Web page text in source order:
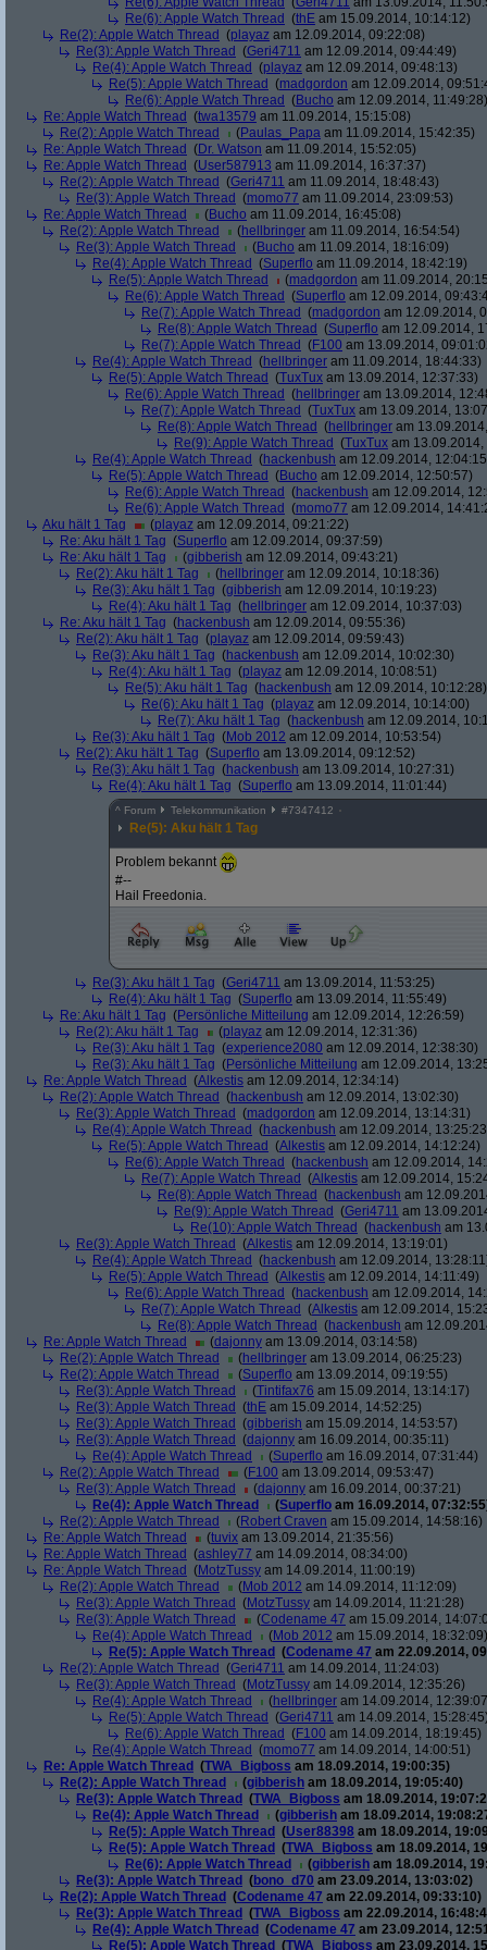
Re(6): Apple Watch Thread (thE am 15.09.2014, 10:14:12)
Re(2): Apple Watch Thread (playaz am 12.09.2014, 09:22:08)
Re(3): Apple Watch Thread (Geri4711 am 12.09.2014, 09:44:49)
Re(4): Apple Watch Thread (playaz am 12.09.2014, 09:48:13)
Re(5): Apple Watch Thread (madgordon am 12.09.2014,
Re(6): Apple Watch Thread (Bucho am 12.09.2014, 11:49:28)
Re: Apple Watch Thread (twa13579 am 11.09.2014, 15:15:08)
Re(2): Apple Watch Thread
(Paulas_Papa am 11.09.2014, 15:42:35)
Re: Apple Watch Thread (Dr. Watson am 11.09.2014, 15:52:05)
Re: Apple Watch Thread (User587913 am 11.09.2014, 16:37:37)
Re(2): Apple Watch Thread (Geri4711 am 11.09.2014, 18:48:43)
Re(3): Apple Watch Thread (momo77 am 11.09.2014, 23:09:53)
Re: Apple Watch Thread
(Bucho am 11.09.2014, 16:45:08)
Re(2): Apple Watch Thread
(hellbringer am 11.09.2014, 16:54:54)
Re(3): Apple Watch Thread
(Bucho am 11.09.2014, 18:16:09)
Re(4): Apple Watch Thread (Superflo am 11.09.2014, 18:42:19)
Re(5): Apple Watch Thread
(madgordon am 11.09.2014,
Re(6): Apple Watch Thread (Superflo am 12.09.2014,
Re(7): Apple Watch Thread (madgordon am 12.09.2014,
Re(8): Apple Watch Thread (Superflo am 12.09.2014,
Re(7): Apple Watch Thread (F100 am 13.09.2014,
Re(4): Apple Watch Thread (hellbringer am 11.09.2014, 18:44:33)
Re(5): Apple Watch Thread (TuxTux am 13.09.2014, 12:37:33)
Re(6): Apple Watch Thread (hellbringer am 13.09.2014,
Re(7): Apple Watch Thread (TuxTux am 13.09.2014,
Re(8): Apple Watch Thread (hellbringer am
Re(9): Apple Watch Thread (TuxTux am
Re(4): Apple Watch Thread (hackenbush am 12.09.2014,
Re(5): Apple Watch Thread (Bucho am 12.09.2014, 12:50:57)
Re(6): Apple Watch Thread (hackenbush am 12.09.2014,
Re(6): Apple Watch Thread (momo77 am 12.09.2014,
Aku hält 1 Tag
(playaz am 12.09.2014, 09:21:22)
Re: Aku hält 1 Tag (Superflo am 12.09.2014, 09:37:59)
Re: Aku hält 1 Tag
(gibberish am 12.09.2014, 09:43:21)
Re(2): Aku hält 1 Tag
(hellbringer am 12.09.2014, 10:18:36)
Re(3): Aku hält 1 Tag (gibberish am 12.09.2014, 10:19:23)
Re(4): Aku hält 1 Tag (hellbringer am 12.09.2014, 10:37:03)
Re: Aku hält 1 Tag (hackenbush am 12.09.2014, 09:55:36)
Re(2): Aku hält 1 Tag (playaz am 12.09.2014, 09:59:43)
Re(3): Aku hält 1 Tag (hackenbush am 12.09.2014, 10:02:30)
Re(4): Aku hält 1 Tag (playaz am 12.09.2014, 10:08:51)
Re(5): Aku hält 1 Tag (hackenbush am 12.09.2014, 10:12:28)
Re(6): Aku hält 1 Tag (playaz am 12.09.2014, 10:14:00)
Re(7): Aku hält 1 Tag (hackenbush am 12.09.2014,
Re(3): Aku hält 1 Tag (Mob 2012 am 12.09.2014, 10:53:54)
Re(2): Aku hält 1 Tag (Superflo am 13.09.2014, 09:12:52)
Re(3): Aku hält 1 Tag (hackenbush am 13.09.2014, 10:27:31)
Re(4): Aku hält 1 Tag (Superflo am 13.09.2014, 11:01:44)
^ Forum Telekommunikation #7347412
Re(5): Aku hält 1 Tag
Problem bekannt
#--
Hail Freedonia.
Re(3): Aku hält 1 Tag (Geri4711 am 13.09.2014, 11:53:25)
Re(4): Aku hält 1 Tag (Superflo am 13.09.2014, 11:55:49)
Re: Aku hält 1 Tag (Persönliche Mitteilung am 12.09.2014, 12:26:59)
Re(2): Aku hält 1 Tag
(playaz am 12.09.2014, 12:31:36)
Re(3): Aku hält 1 Tag (experience2080 am 12.09.2014, 12:38:30)
Re(3): Aku hält 1 Tag (Persönliche Mitteilung am 12.09.2014,
Re: Apple Watch Thread (Alkestis am 12.09.2014, 12:34:14)
Re(2): Apple Watch Thread (hackenbush am 12.09.2014, 13:02:30)
Re(3): Apple Watch Thread (madgordon am 12.09.2014, 13:14:31)
Re(4): Apple Watch Thread (hackenbush am 12.09.2014,
Re(5): Apple Watch Thread (Alkestis am 12.09.2014, 14:12:24)
Re(6): Apple Watch Thread (hackenbush am 12.09.2014,
Re(7): Apple Watch Thread (Alkestis am 12.09.2014,
Re(8): Apple Watch Thread (hackenbush am
Re(9): Apple Watch Thread (Geri4711 am
Re(10): Apple Watch Thread (hackenbush am
Re(3): Apple Watch Thread (Alkestis am 12.09.2014, 13:19:01)
Re(4): Apple Watch Thread (hackenbush am 12.09.2014,
Re(5): Apple Watch Thread (Alkestis am 12.09.2014, 14:11:49)
Re(6): Apple Watch Thread (hackenbush am 12.09.2014,
Re(7): Apple Watch Thread (Alkestis am 12.09.2014,
Re(8): Apple Watch Thread (hackenbush am
Re: Apple Watch Thread
(dajonny am 13.09.2014, 03:14:58)
Re(2): Apple Watch Thread
(hellbringer am 13.09.2014, 06:25:23)
Re(2): Apple Watch Thread
(Superflo am 13.09.2014, 09:19:55)
Re(3): Apple Watch Thread
(Tintifax76 am 15.09.2014, 13:14:17)
Re(3): Apple Watch Thread (thE am 15.09.2014, 14:52:25)
Re(3): Apple Watch Thread (gibberish am 15.09.2014, 14:53:57)
Re(3): Apple Watch Thread (dajonny am 16.09.2014, 00:35:11)
Re(4): Apple Watch Thread
(Superflo am 16.09.2014, 07:31:44)
Re(2): Apple Watch Thread
(F100 am 13.09.2014, 09:53:47)
Re(3): Apple Watch Thread
(dajonny am 16.09.2014, 00:37:21)
Re(4): Apple Watch Thread
(Superflo am 16.09.2014,
Re(2): Apple Watch Thread
(Robert Craven am 15.09.2014, 14:58:16)
Re: Apple Watch Thread
(tuvix am 13.09.2014, 21:35:56)
Re: Apple Watch Thread (ashley77 am 14.09.2014, 08:34:00)
Re: Apple Watch Thread (MotzTussy am 14.09.2014, 11:00:19)
Re(2): Apple Watch Thread
(Mob 2012 am 14.09.2014, 11:12:09)
Re(3): Apple Watch Thread (MotzTussy am 14.09.2014, 11:21:28)
Re(3): Apple Watch Thread
(Codename 47 am 15.09.2014,
Re(4): Apple Watch Thread
(Mob 2012 am 15.09.2014, 18:32:09)
Re(5): Apple Watch Thread (Codename 47 am 22.09.2014,
Re(2): Apple Watch Thread (Geri4711 am 14.09.2014, 11:24:03)
Re(3): Apple Watch Thread (MotzTussy am 14.09.2014, 12:35:26)
Re(4): Apple Watch Thread
(hellbringer am 14.09.2014,
Re(5): Apple Watch Thread (Geri4711 am 14.09.2014,
Re(6): Apple Watch Thread (F100 am 14.09.2014, 18:19:45)
Re(4): Apple Watch Thread (momo77 am 14.09.2014, 14:00:51)
Re: Apple Watch Thread (TWA_Bigboss am 18.09.2014, 19:00:35)
Re(2): Apple Watch Thread
(gibberish am 18.09.2014, 19:05:40)
Re(3): Apple Watch Thread (TWA_Bigboss am 18.09.2014,
Re(4): Apple Watch Thread
(gibberish am 18.09.2014,
Re(5): Apple Watch Thread (User88398 am 18.09.2014,
Re(5): Apple Watch Thread (TWA_Bigboss am 18.09.2014,
Re(6): Apple Watch Thread
(gibberish am 18.09.2014,
Re(3): Apple Watch Thread (bono_d70 am 23.09.2014, 13:03:02)
Re(2): Apple Watch Thread (Codename 47 am 22.09.2014, 09:33:10)
Re(3): Apple Watch Thread (TWA_Bigboss am 22.09.2014,
Re(4): Apple Watch Thread (Codename 47 am 23.09.2014,
Re(5): Apple Watch Thread (TWA_Bigboss am 23.09.2014,